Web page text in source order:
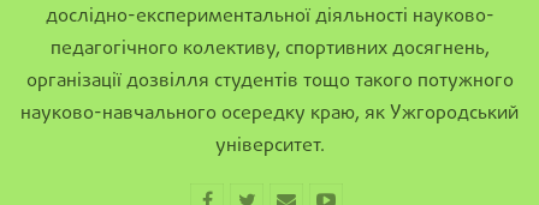
дослідно-експериментальної діяльності науково-
педагогічного колективу, спортивних досягнень,
організації дозвілля студентів тощо такого потужного
науково-навчального осередку краю, як Ужгородський
університет.